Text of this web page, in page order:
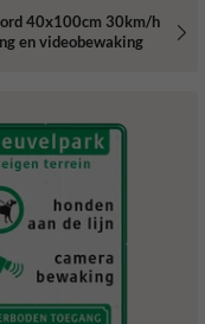
40x100cm 30km/h
met regelgeving en videobewaking